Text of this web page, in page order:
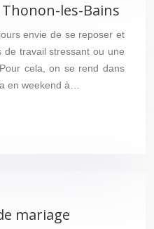
les-Bains
envie de se reposer et
travail stressant ou une
cela, on se rend dans
en weekend à…
mariage